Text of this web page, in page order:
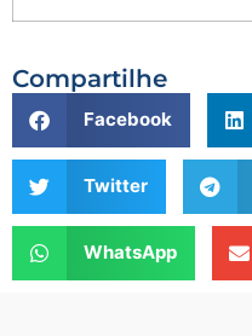
Compartilhe
Facebook
Twitter
WhatsApp